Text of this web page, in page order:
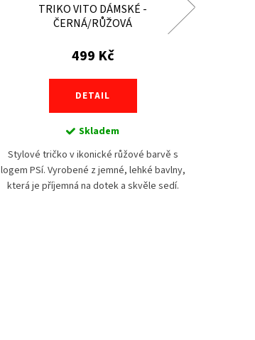
TRIKO VITO DÁMSKÉ -
ČERNÁ/RŮŽOVÁ
499 Kč
DETAIL
Skladem
Stylové tričko v ikonické růžové barvě s
logem PSí. Vyrobené z jemné, lehké bavlny,
která je příjemná na dotek a skvěle sedí.